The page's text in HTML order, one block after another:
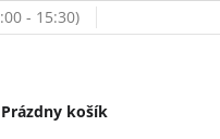
Nákupný
Prázdny košík